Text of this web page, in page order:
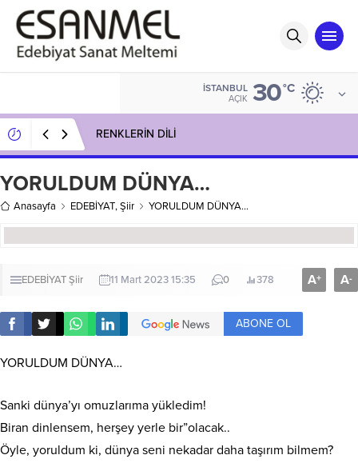
İSTANBUL
AÇIK 30°C
RENKLERİN DİLİ
YORULDUM DÜNYA…
Anasayfa EDEBİYAT,Şiir YORULDUM DÜNYA…
EDEBİYATŞiir 11 Mart 2023 15:35 0 378 A+ A-
ABONE OL
YORULDUM DÜNYA…
Sanki dünya’yı omuzlarıma yükledim!
Biran dinlensem, herşey yerle bir”olacak..
Öyle, yoruldum ki, dünya seni nekadar daha taşırım bilmem?